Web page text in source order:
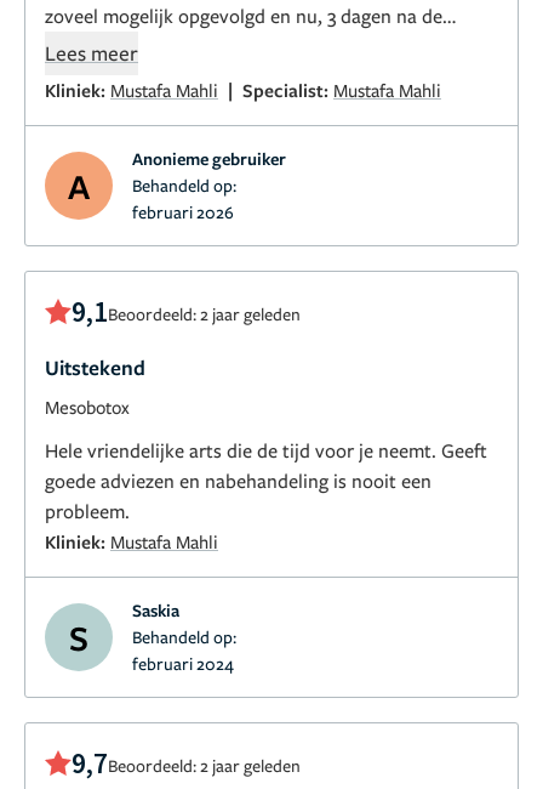
zoveel mogelijk opgevolgd en nu, 3 dagen na de
operatie, voel ik me al een stuk beter. Véél koelen en
rusten en op de rug slapen met je hoofd wat hoger is
de beste remedie tegen zwelling. Kan niet wachten
naar het resultaat!
Lees meer
Kliniek: Mustafa Mahli | Specialist: Mustafa Mahli
A
Anonieme gebruiker
Behandeld op:
februari 2026
9,1Beoordeeld: 2 jaar geleden
Uitstekend
Mesobotox
Hele vriendelijke arts die de tijd voor je neemt. Geeft
goede adviezen en nabehandeling is nooit een
probleem.
Kliniek: Mustafa Mahli
S
Saskia
Behandeld op:
februari 2024
9,7Beoordeeld: 2 jaar geleden